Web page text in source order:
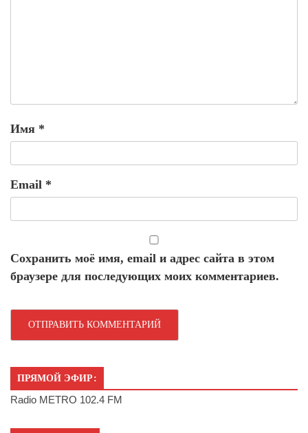
Имя *
Email *
Сохранить моё имя, email и адрес сайта в этом
браузере для последующих моих комментариев.
ПРЯМОЙ ЭФИР:
Radio METRO 102.4 FM